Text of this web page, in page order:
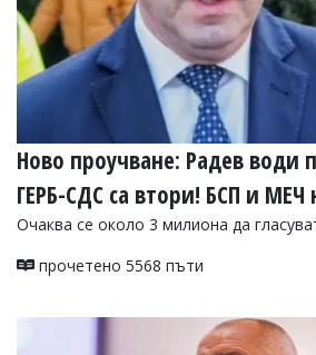
Ново проучване: Радев води
ГЕРБ-СДС са втори! БСП и МЕЧ
Очаква се около 3 милиона да
прочетено 5568 пъти